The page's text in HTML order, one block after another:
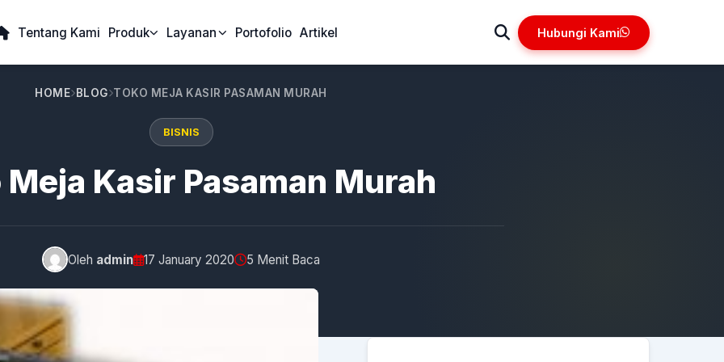
Tentang Kami Produk Layanan Portofolio Artikel Hubungi Kami
HOME BLOG TOKO MEJA KASIR PASAMAN MURAH
BISNIS
Meja Kasir Pasaman Murah
Oleh admin 17 January 2020 5 Menit Baca